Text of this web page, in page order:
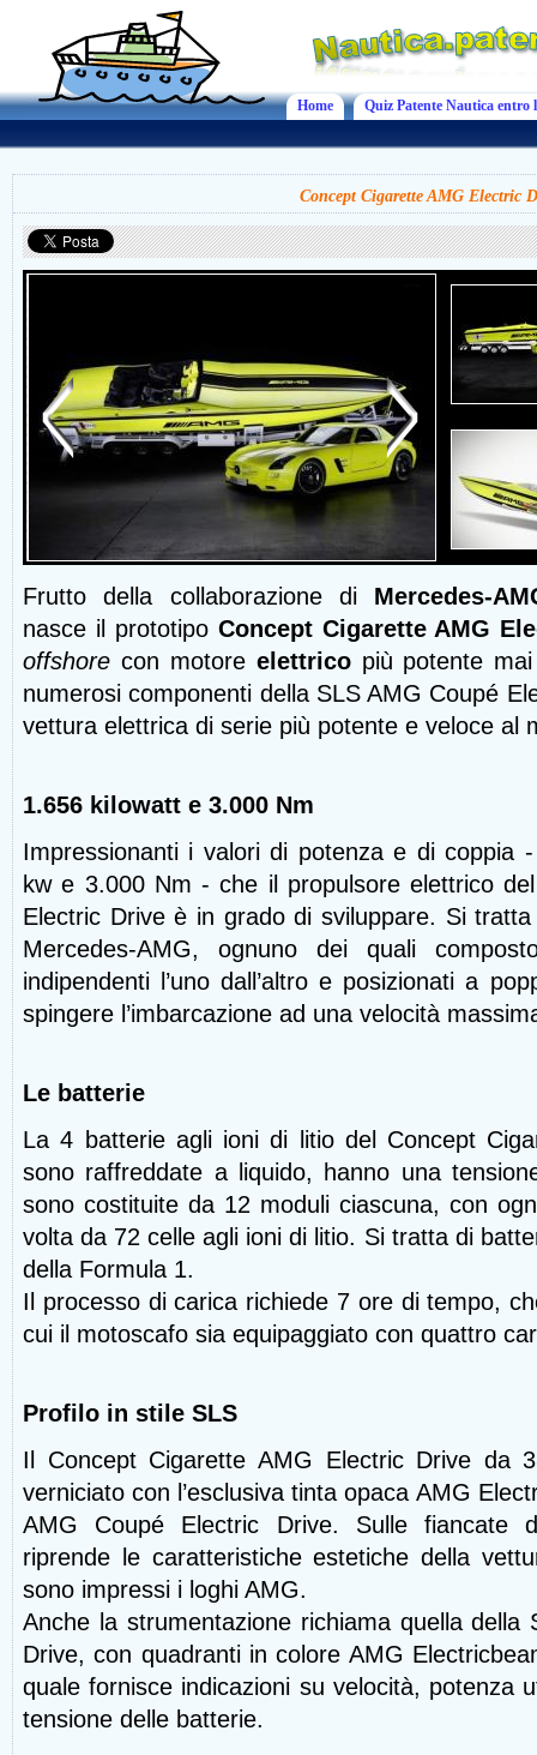
Home Quiz Patente Nautica entro
Concept Cigarette AMG Electric
Frutto della collaborazione di Mercedes-
nasce il prototipo Concept Cigarette AMG
offshore con motore elettrico più potente
numerosi componenti della SLS AMG Coupé
vettura elettrica di serie più potente e veloce al
1.656 kilowatt e 3.000 Nm
Impressionanti i valori di potenza e di coppia
kw e 3.000 Nm - che il propulsore elettrico
Electric Drive è in grado di sviluppare. Si
Mercedes-AMG, ognuno dei quali
indipendenti l’uno dall’altro e posizionati a
spingere l’imbarcazione ad una velocità
Le batterie
La 4 batterie agli ioni di litio del Concept
sono raffreddate a liquido, hanno una
sono costituite da 12 moduli ciascuna, con
volta da 72 celle agli ioni di litio. Si tratta di
della Formula 1.
Il processo di carica richiede 7 ore di tempo,
cui il motoscafo sia equipaggiato con quattro
Profilo in stile SLS
Il Concept Cigarette AMG Electric Drive da
verniciato con l’esclusiva tinta opaca AMG
AMG Coupé Electric Drive. Sulle fiancate
riprende le caratteristiche estetiche della
sono impressi i loghi AMG.
Anche la strumentazione richiama quella della
Drive, con quadranti in colore AMG
quale fornisce indicazioni su velocità, potenza
tensione delle batterie.